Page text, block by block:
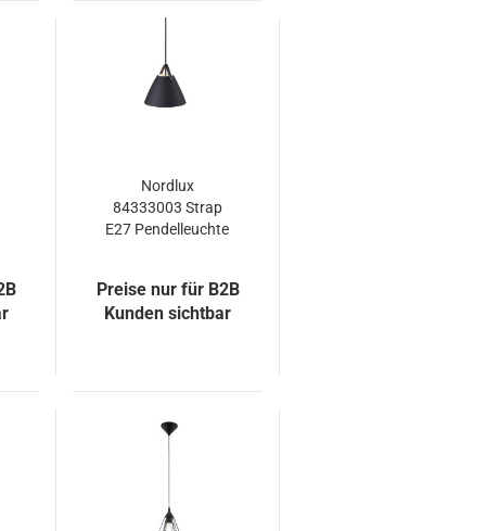
Nordlux
84333003 Strap
E27 Pendelleuchte
Preise nur für B2B
Kunden sichtbar